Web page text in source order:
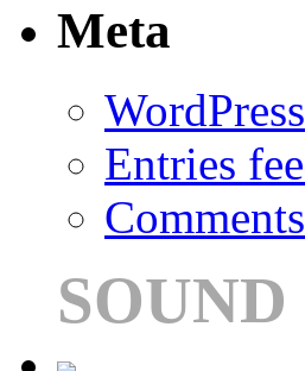
Meta
WordPress
Entries
SOUND